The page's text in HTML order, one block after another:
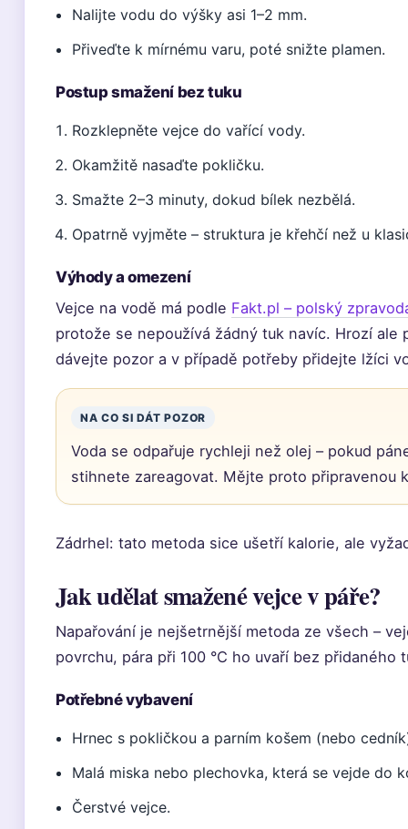
Nalijte vodu do výšky asi 1–2 mm.
Přiveďte k mírnému varu, poté snižte plamen.
Postup smažení bez tuku
Rozklepněte vejce do vařící vody.
Okamžitě nasaďte pokličku.
Smažte 2–3 minuty, dokud bílek nezbělá.
Opatrně vyjměte – struktura je křehčí než u
Výhody a omezení
Vejce na vodě má podle Fakt.pl – polský
protože se nepoužívá žádný tuk navíc. Hrozí ale
dávejte pozor a v případě potřeby přidejte lžíci
NA CO SI DÁT POZOR
Voda se odpařuje rychleji než olej – pokud
stihnete zareagovat. Mějte proto připravenou
Zádrhel: tato metoda sice ušetří kalorie, ale
Jak udělat smažené vejce v páře?
Napařování je nejšetrnější metoda ze všech –
povrchu, pára při 100 °C ho uvaří bez přidaného
Potřebné vybavení
Hrnec s pokličkou a parním košem (nebo
Malá miska nebo plechovka, která se vejde do
Čerstvé vejce.